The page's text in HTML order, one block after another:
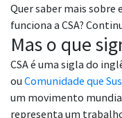
Quer saber mais sobre
funciona a CSA?
Mas o que
CSA é uma sigla do
ou Comunidade que
um movimento
representa um